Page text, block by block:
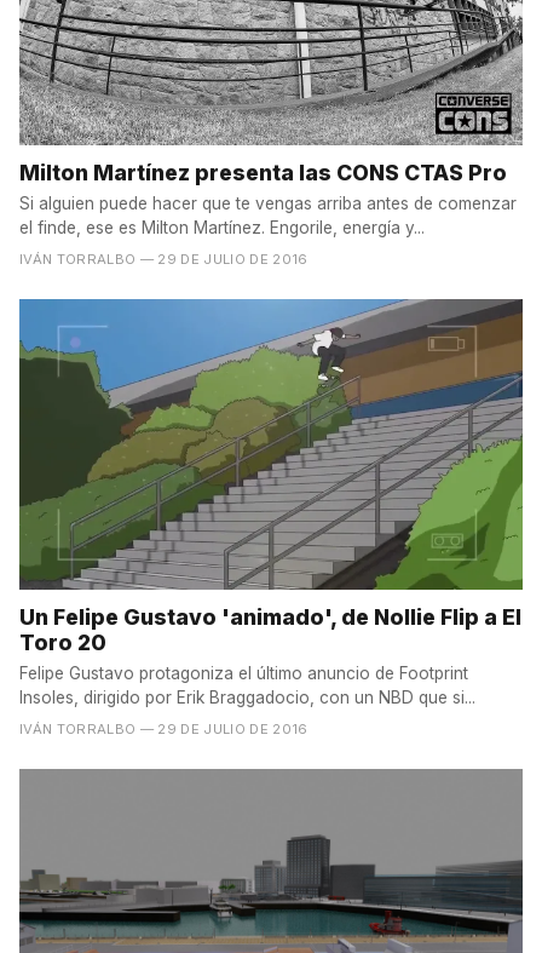
Milton Martínez presenta las CONS CTAS Pro
Si alguien puede hacer que te vengas arriba antes de comenzar
el finde, ese es Milton Martínez. Engorile, energía y...
IVÁN TORRALBO — 29 DE JULIO DE 2016
Un Felipe Gustavo 'animado', de Nollie Flip a El
Toro 20
Felipe Gustavo protagoniza el último anuncio de Footprint
Insoles, dirigido por Erik Braggadocio, con un NBD que si...
IVÁN TORRALBO — 29 DE JULIO DE 2016